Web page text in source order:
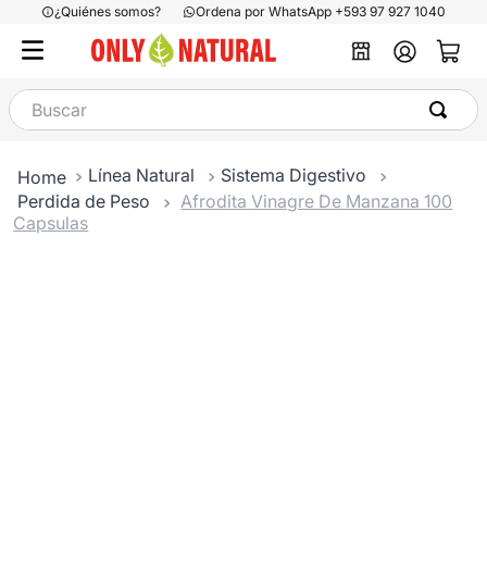
¿Quiénes somos? Ordena por WhatsApp +593 97 927 1040
Buscar
Línea Natural
Sistema Digestivo
Perdida de Peso
Afrodita Vinagre De Manzana 100
Capsulas